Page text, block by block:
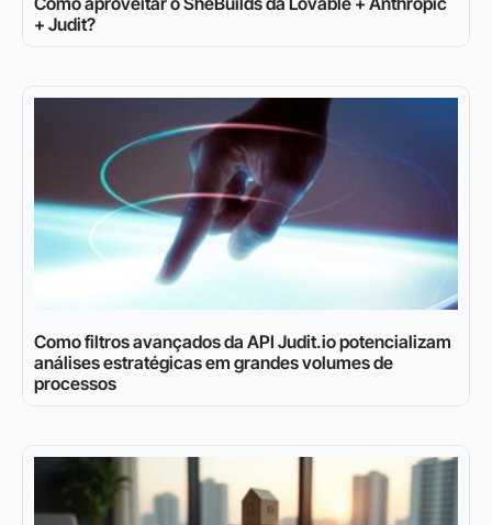
+ Judit?
Como filtros avançados da API Judit.io potencializam
análises estratégicas em grandes volumes de
processos